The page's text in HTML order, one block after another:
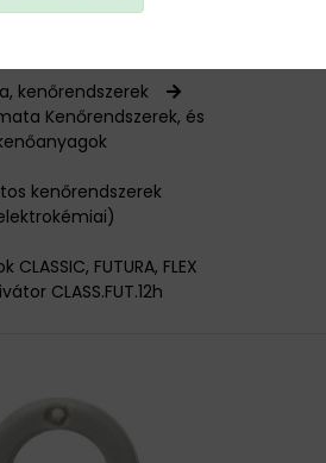
kenőrendszerek
Kenőrendszerek, és
kenőrendszerek
FUTURA, FLEX
CLASS.FUT.12h